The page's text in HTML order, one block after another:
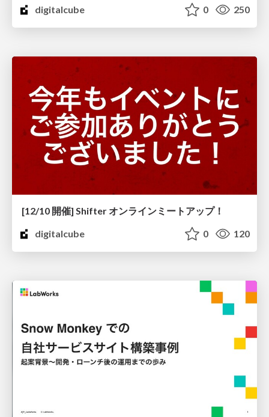
digitalcube 0 250
[12/10 開催] Shifter オンラインミートアップ！
digitalcube
0 120